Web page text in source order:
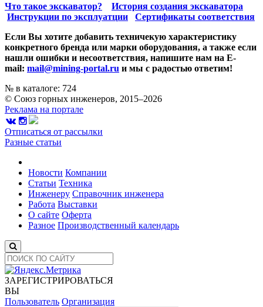
Что такое экскаватор?
История создания экскаватора
Инструкции по эксплуатции
Сертификаты соответствия
Если Вы хотите добавить техничекую характеристику
конкретного бренда или марки оборудования, а также если
нашли ошибки и несоответствия, напишите нам на E-
mail: mail@mining-portal.ru и мы с радостью ответим!
№ в каталоге: 724
© Союз горных инженеров, 2015–2026
Реклама на портале
Отписаться от рассылки
Разные статьи
Новости Компании
Статьи Техника
Инженеру Справочник инженера
Работа Выставки
О сайте Оферта
Разное Производственный календарь
ЗАРЕГИСТРИРОВАТЬСЯ
ВЫ
Пользователь Организация